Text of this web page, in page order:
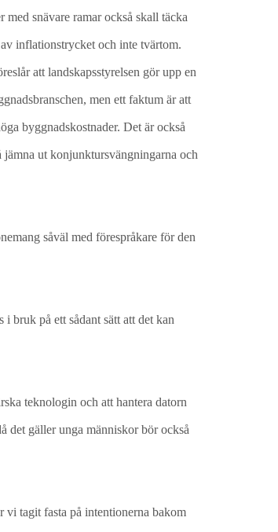
snävare ramar också skall täcka
inflationstrycket och inte tvärtom.
att landskapsstyrelsen gör upp en
men ett faktum är att
byggnadskostnader. Det är också
ut konjunktursvängningarna och
såväl med förespråkare för den
bruk på ett sådant sätt att det kan
teknologin och att hantera datorn
det gäller unga människor bör också
tagit fasta på intentionerna bakom